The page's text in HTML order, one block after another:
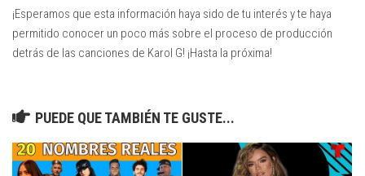
¡Esperamos que esta información haya sido de tu interés y te haya
permitido conocer un poco más sobre el proceso de producción
detrás de las canciones de Karol G! ¡Hasta la próxima!
PUEDE QUE TAMBIÉN TE GUSTE...